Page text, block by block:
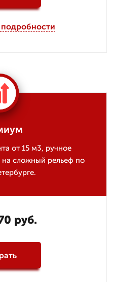
подробности
от 15 м3, ручное
на сложный рельеф по
руб.